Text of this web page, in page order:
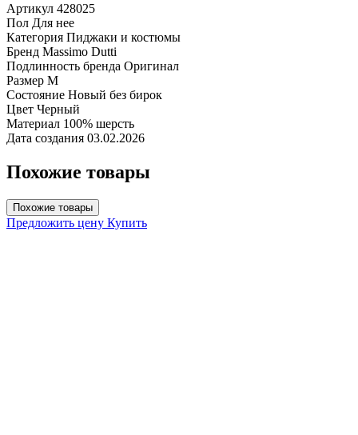
Артикул 428025
Пол Для нее
Категория Пиджаки и костюмы
Бренд Massimo Dutti
Подлинность бренда Оригинал
Размер M
Состояние Новый без бирок
Цвет Черный
Материал 100% шерсть
Дата создания 03.02.2026
Похожие товары
Похожие товары
Предложить цену Купить